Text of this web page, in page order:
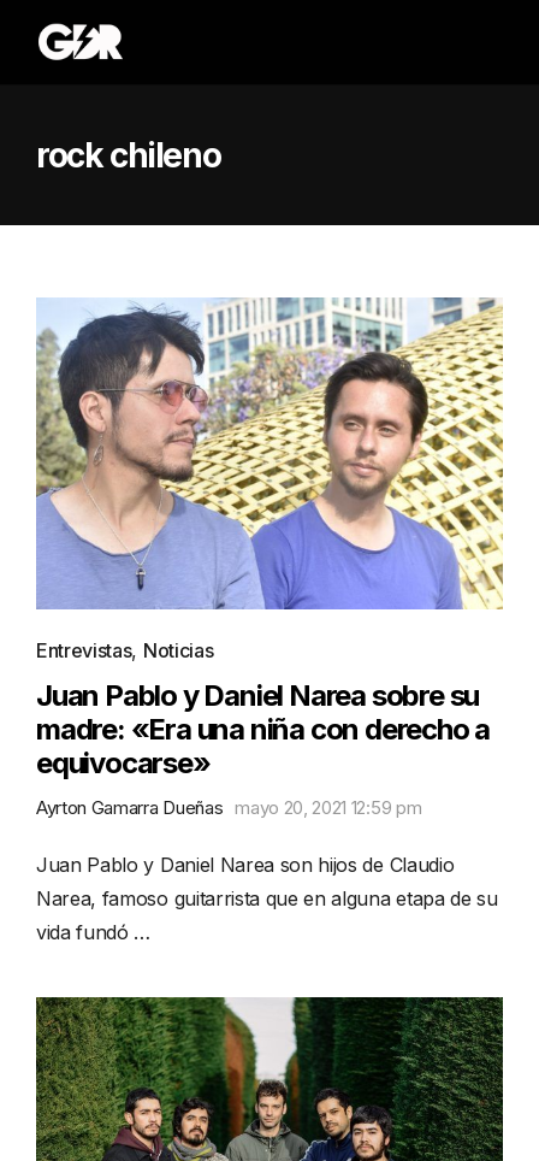
rock chileno
Entrevistas, Noticias
Juan Pablo y Daniel Narea sobre su
madre: «Era una niña con derecho a
equivocarse»
Ayrton Gamarra Dueñas mayo 20, 2021 12:59 pm
Juan Pablo y Daniel Narea son hijos de Claudio
Narea, famoso guitarrista que en alguna etapa de su
vida fundó …